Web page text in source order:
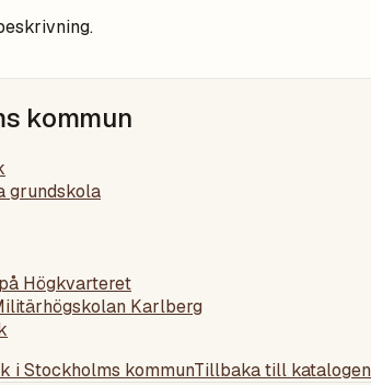
kommun
grundskola
Högkvarteret
Karlberg
i Stockholms kommunTillbaka till katalogen